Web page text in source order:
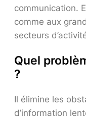
communication.
comme aux
secteurs
Quel
?
Il élimine les
d’information